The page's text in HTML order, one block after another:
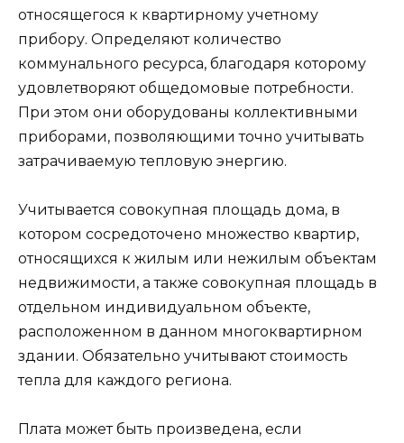
относящегося к квартирному учетному
прибору. Определяют количество
коммунального ресурса, благодаря которому
удовлетворяют общедомовые потребности.
При этом они оборудованы коллективными
приборами, позволяющими точно учитывать
затрачиваемую тепловую энергию.
Учитывается совокупная площадь дома, в
котором сосредоточено множество квартир,
относящихся к жилым или нежилым объектам
недвижимости, а также совокупная площадь в
отдельном индивидуальном объекте,
расположенном в данном многоквартирном
здании. Обязательно учитывают стоимость
тепла для каждого региона.
Плата может быть произведена, если